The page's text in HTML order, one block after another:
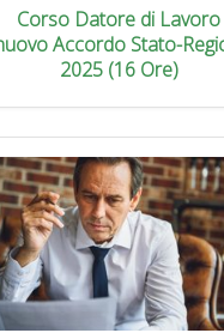
Corso Datore di Lavoro
Accordo Stato-
2025 (16 Ore)